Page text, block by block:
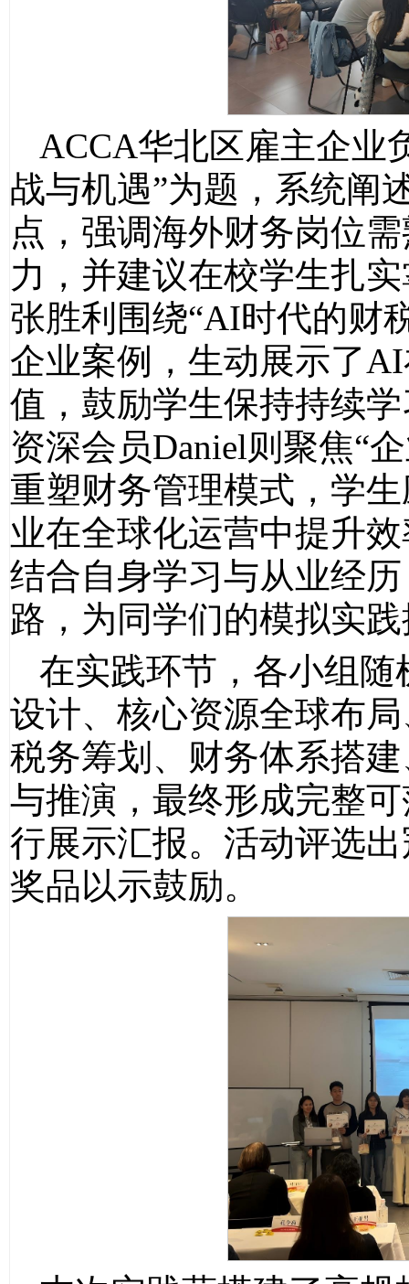
ACCA华北区雇主企业
战与机遇”为题，系统阐
点，强调海外财务岗位
力，并建议在校学生扎
张胜利围绕“AI时代的财
企业案例，生动展示了
值，鼓励学生保持持续
资深会员Daniel则聚焦“
重塑财务管理模式，学
业在全球化运营中提升
结合自身学习与从业经
路，为同学们的模拟实
在实践环节，各小组
设计、核心资源全球布
税务筹划、财务体系搭
与推演，最终形成完整
行展示汇报。活动评选
奖品以示鼓励。